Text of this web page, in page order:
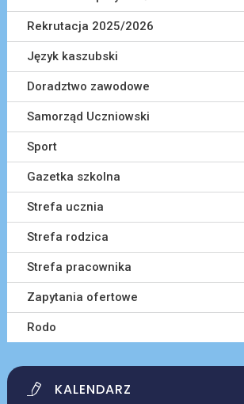
Rekrutacja 2025/2026
Język kaszubski
Doradztwo zawodowe
Samorząd Uczniowski
Sport
Gazetka szkolna
Strefa ucznia
Strefa rodzica
Strefa pracownika
Zapytania ofertowe
Rodo
KALENDARZ